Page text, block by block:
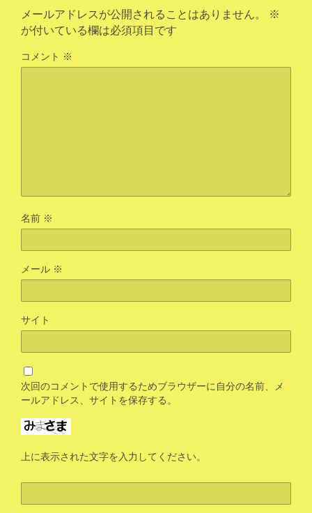
メールアドレスが公開されることはありません。
※
が付いている欄は必須項目です
コメント ※
名前 ※
メール ※
サイト
次回のコメントで使用するためブラウザーに自分の名前、メ
ールアドレス、サイトを保存する。
上に表示された文字を入力してください。